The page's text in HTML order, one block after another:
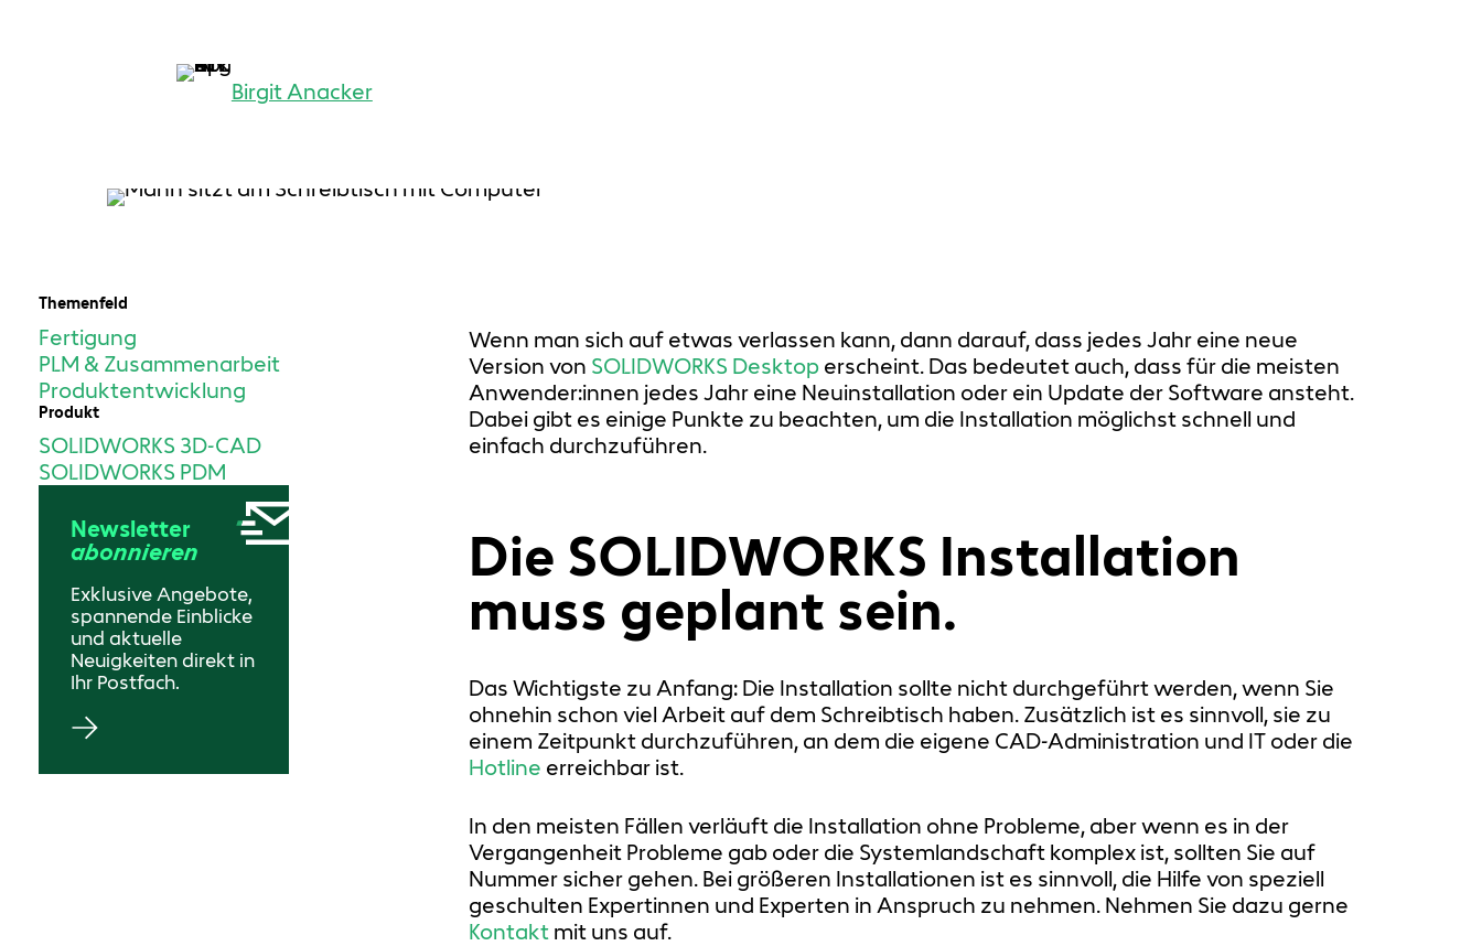
Birgit Anacker
Themenfeld
Fertigung
PLM & Zusammenarbeit
Produktentwicklung
Produkt
SOLIDWORKS 3D-CAD
SOLIDWORKS PDM
Newsletter
abonnieren
Exklusive Angebote,
spannende Einblicke
und aktuelle
Neuigkeiten direkt in
Ihr Postfach.
Wenn man sich auf etwas verlassen kann, dann darauf, dass jedes Jahr eine neue
Version von SOLIDWORKS Desktoperscheint. Das bedeutet auch, dass für die meisten
Anwender:innen jedes Jahr eine Neuinstallation oder ein Update der Software ansteht.
Dabei gibt es einige Punkte zu beachten, um die Installation möglichst schnell und
einfach durchzuführen.
Die SOLIDWORKS Installation
muss geplant sein.
Das Wichtigste zu Anfang: Die Installation sollte nicht durchgeführt werden, wenn Sie
ohnehin schon viel Arbeit auf dem Schreibtisch haben. Zusätzlich ist es sinnvoll, sie zu
einem Zeitpunkt durchzuführen, an dem die eigene CAD-Administration und IT oder die
Hotline erreichbar ist.
In den meisten Fällen verläuft die Installation ohne Probleme, aber wenn es in der
Vergangenheit Probleme gab oder die Systemlandschaft komplex ist, sollten Sie auf
Nummer sicher gehen. Bei größeren Installationen ist es sinnvoll, die Hilfe von speziell
geschulten Expertinnen und Experten in Anspruch zu nehmen. Nehmen Sie dazu gerne
Kontakt mit uns auf.